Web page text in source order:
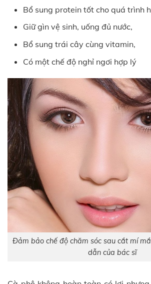
Bổ sung protein tốt cho quá trình
Giữ gìn vệ sinh, uống đủ nước,
Bổ sung trái cây cùng vitamin,
Có một chế độ nghỉ ngơi hợp lý
Đảm bảo chế độ chăm sóc sau cắt mí
dẫn của bác sĩ